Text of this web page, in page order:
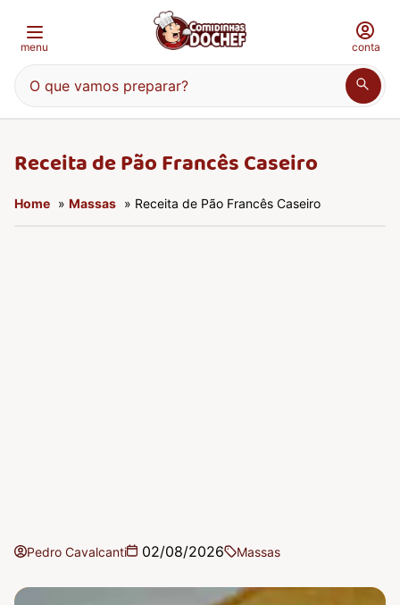
menu
O que vamos preparar?
conta
Receita de Pão Francês Caseiro
Home » Massas » Receita de Pão Francês Caseiro
Pedro Cavalcanti 02/08/2026 Massas